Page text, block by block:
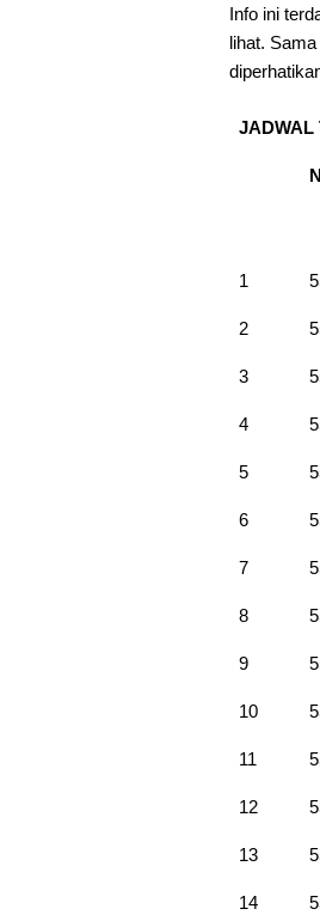
Info ini
lihat.
JADWAL
1
2
3
4
5
6
7
8
9
10
11
12
13
14